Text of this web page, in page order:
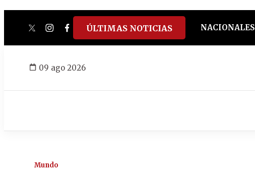
twitterinstagram
facebook
tiktokyoutube
spotify
ÚLTIMAS NOTICIAS NACIONALES
09 ago 2026
Mundo